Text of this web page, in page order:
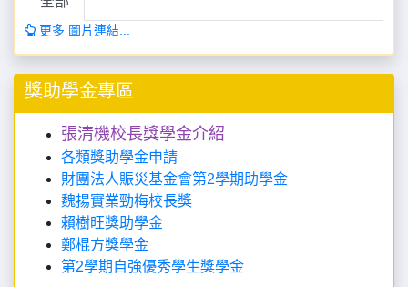
更多 圖片連結...
獎助學金專區
張清機校長獎學金介紹
各類獎助學金申請
財團法人賑災基金會第2學期助學金
魏揚實業勁梅校長獎
賴樹旺獎助學金
鄭棍方獎學金
第2學期自強優秀學生獎學金